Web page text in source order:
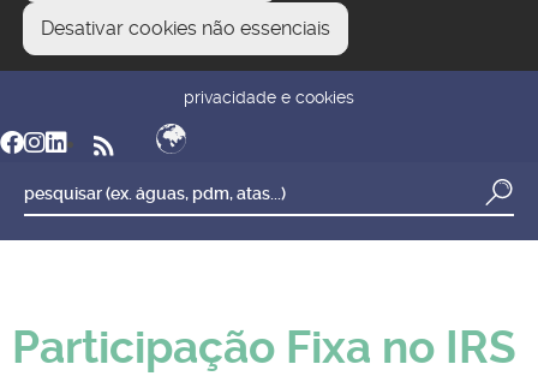
Desativar cookies não essenciais
privacidade e cookies
Participação Fixa no IRS